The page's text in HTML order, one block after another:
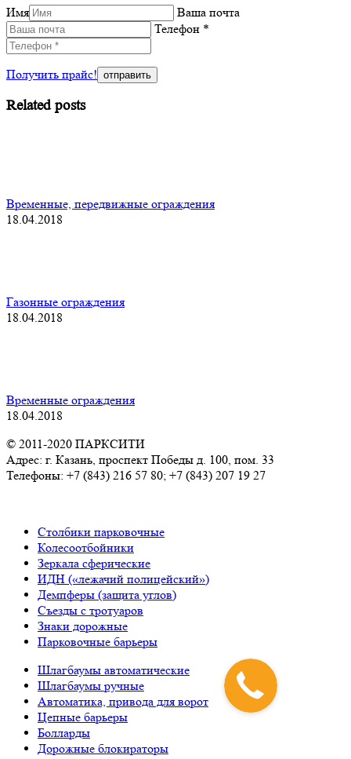
Имя
Ваша почта
Телефон *
Получить прайс!
Related posts
Временные, передвижные ограждения
18.04.2018
Газонные ограждения
18.04.2018
Временные ограждения
18.04.2018
© 2011-2020 ПАРКСИТИ
Адрес: г. Казань, проспект Победы д. 100, пом. 33
Телефоны: +7 (843) 216 57 80; +7 (843) 207 19 27
Столбики парковочные
Колесоотбойники
Зеркала сферические
ИДН («лежачий полицейский»)
Демпферы (защита углов)
Съезды с тротуаров
Знаки дорожные
Парковочные барьеры
Шлагбаумы автоматические
Шлагбаумы ручные
Автоматика, привода для ворот
Цепные барьеры
Болларды
Дорожные блокираторы